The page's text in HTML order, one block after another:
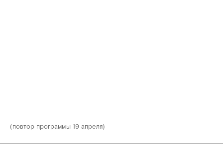
(повтор программы 19 апреля)